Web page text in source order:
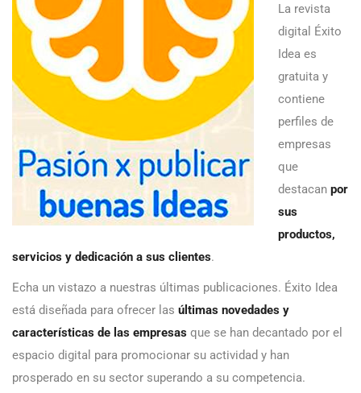
La revista
digital Éxito
Idea es
gratuita y
contiene
perfiles de
empresas
que
destacan por
sus
productos,
servicios y dedicación a sus clientes.
Echa un vistazo a nuestras últimas publicaciones. Éxito Idea
está diseñada para ofrecer las últimas novedades y
características de las empresas que se han decantado por el
espacio digital para promocionar su actividad y han
prosperado en su sector superando a su competencia.